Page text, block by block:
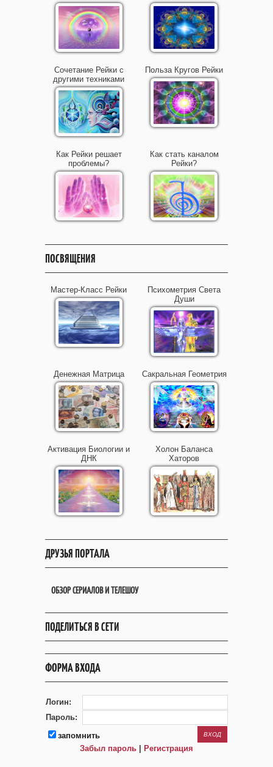
Сочетание Рейки с
другими техниками
Польза Кругов Рейки
Как Рейки решает
проблемы?
Как стать каналом
Рейки?
ПОСВЯЩЕНИЯ
Мастер-Класс Рейки
Психометрия Света
Души
Денежная Матрица Сакральная Геометрия
Активация Биологии и
ДНК
Холон Баланса
Хаторов
ДРУЗЬЯ ПОРТАЛА
ОБЗОР СЕРИАЛОВ И ТЕЛЕШОУ
ПОДЕЛИТЬСЯ В СЕТИ
ФОРМА ВХОДА
Логин:
Пароль:
запомнить
Забыл пароль
Регистрация